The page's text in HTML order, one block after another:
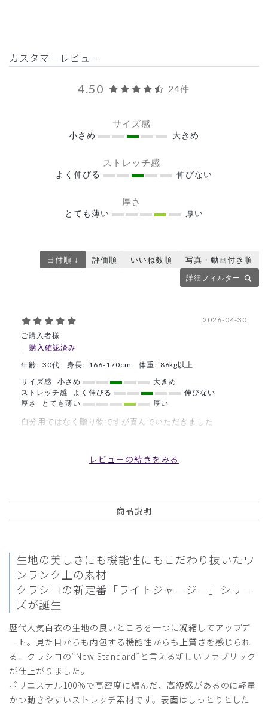
カスタマーレビュー
4.50 24件
サイズ感
小さめ 大きめ
ストレッチ感
よく伸びる 伸びない
厚さ
とても薄い 厚い
詳細フィルター
日付順 ↓ 評価順 いいね数順 写真・動画付き順
ご購入者様
購入確認済み
2026-04-30
年齢: 30代 身長: 166-170cm 体重: 86kg以上
サイズ感
小さめ
大きめ
ストレッチ感
よく伸びる
伸びない
厚さ
とても薄い 厚い
自分用ではなく贈り物ですが喜んでいただきました
購入確認済み
年齢: 40代 身長:181-185cm
10年以上使わせていただいております。
着心地、質感共に最高です。
商品：C05メンズ白衣:ライトジャージージャケット/
白/XXL
役に立った 0
レビューの続きをみる
商品説明
生地の美しさにも機能性にもこだわり抜いたワ
ンランク上の素材
クラシコの新定番「ライトジャージー」シリー
ズが誕生
歴代人気白衣の生地の良いところを一つに凝縮してアップデ
ート。見た目からも内包する機能性からも上質さを感じられ
る、クラシコの“New Standard”と言える新しいファブリック
が仕上がりました。
ポリエステル100%で高密度に編んだ、高級感があるのに軽量
かつ動きやすいストレッチ素材です。表面はしっとりとした